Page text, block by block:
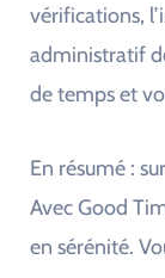
vérifications,
administratif
de temps et
En résumé :
Avec Good
en sérénité.